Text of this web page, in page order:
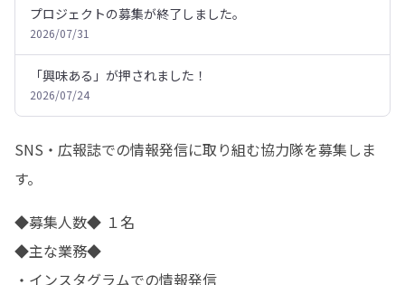
プロジェクトの募集が終了しました。
2026/07/31
「興味ある」が押されました！
2026/07/24
SNS・広報誌での情報発信に取り組む協力隊を募集しま
す。
◆募集人数◆ １名
◆主な業務◆
・インスタグラムでの情報発信